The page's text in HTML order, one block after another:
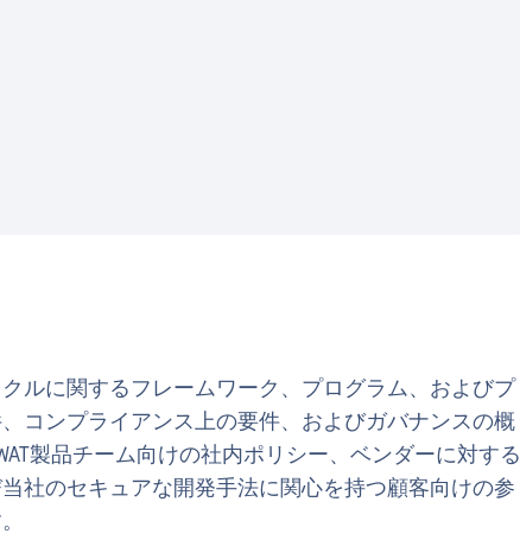
ルに関するフレームワーク、プログラム、およびプ
コンプライアンス上の要件、およびガバナンスの概
製品チーム向けの社内ポリシー、ベンダーに対する
社のセキュアな開発手法に関心を持つ顧客向けの参